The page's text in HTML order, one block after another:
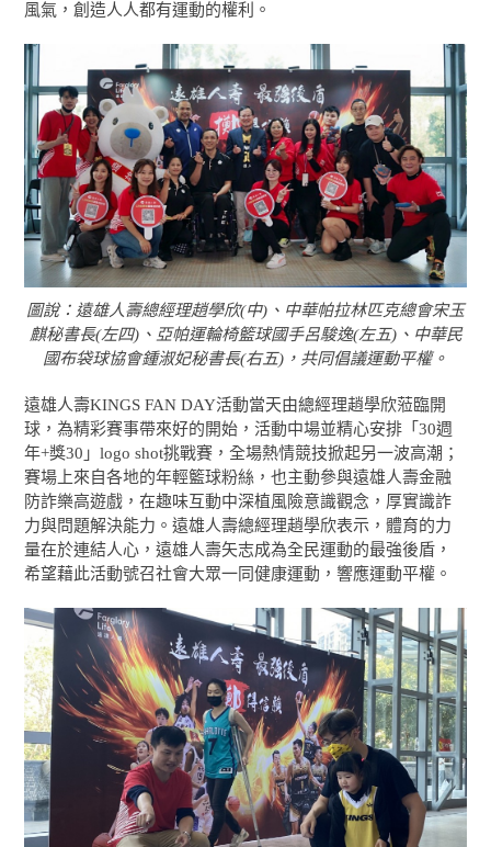
風氣，創造人人都有運動的權利。
圖說：遠雄人壽總經理趙學欣(中)、中華帕拉林匹克總會宋玉
麒秘書長(左四)、亞帕運輪椅籃球國手呂駿逸(左五)、中華民
國布袋球協會鍾淑妃秘書長(右五)，共同倡議運動平權。
遠雄人壽KINGS FAN DAY活動當天由總經理趙學欣蒞臨開
球，為精彩賽事帶來好的開始，活動中場並精心安排「30週
年+獎30」logo shot挑戰賽，全場熱情競技掀起另一波高潮；
賽場上來自各地的年輕籃球粉絲，也主動參與遠雄人壽金融
防詐樂高遊戲，在趣味互動中深植風險意識觀念，厚實識詐
力與問題解決能力。遠雄人壽總經理趙學欣表示，體育的力
量在於連結人心，遠雄人壽矢志成為全民運動的最強後盾，
希望藉此活動號召社會大眾一同健康運動，響應運動平權。